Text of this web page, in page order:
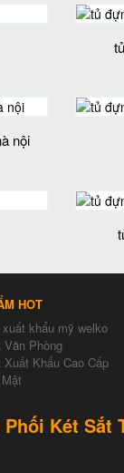
nội
HOT
khẩu mỹ welko
Văn Phòng
Xuất Khẩu Cao Cấp
Két Sắt